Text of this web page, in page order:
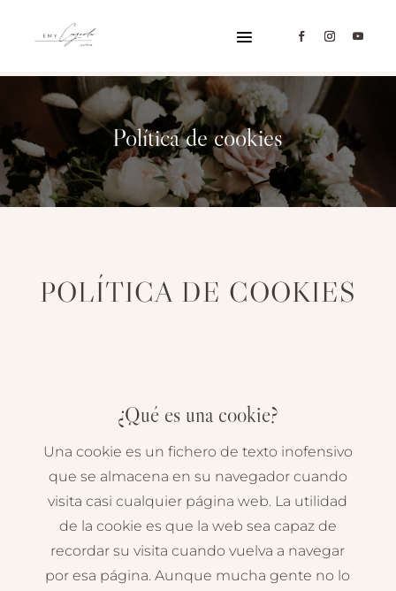
Política de cookies
POLÍTICA DE COOKIES
¿Qué es una cookie?
Una cookie es un fichero de texto inofensivo
que se almacena en su navegador cuando
visita casi cualquier página web. La utilidad
de la cookie es que la web sea capaz de
recordar su visita cuando vuelva a navegar
por esa página. Aunque mucha gente no lo